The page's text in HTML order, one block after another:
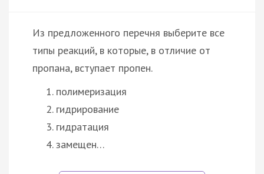
Из предложенного перечня выберите все
типы реакций, в которые, в отличие от
пропана, вступает пропен.
полимеризация
гидрирование
гидратация
замещен…